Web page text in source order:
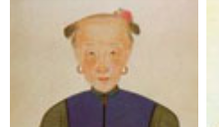
_【顾太清】